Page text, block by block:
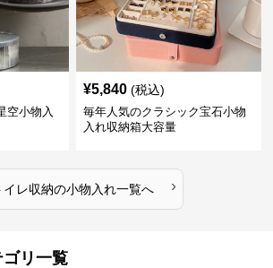
空小物入
¥5,840 (税込)
毎年人気のクラシック宝石小物
入れ収納箱大容量
イレ収納の小物入れ一覧へ ›
ゴリ一覧